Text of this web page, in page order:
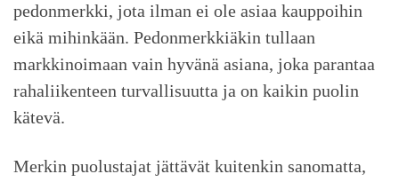
pedonmerkki, jota ilman ei ole asiaa kauppoihin
eikä mihinkään. Pedonmerkkiäkin tullaan
markkinoimaan vain hyvänä asiana, joka parantaa
rahaliikenteen turvallisuutta ja on kaikin puolin
kätevä.
Merkin puolustajat jättävät kuitenkin sanomatta,